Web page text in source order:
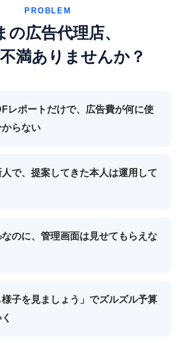
PROBLEM
の広告代理店、
満ありませんか？
レポートだけで、 広告費が何に使
らない
で、 提案してきた本人は運用して
のに、 管理画面は見せてもらえな
様子を見ましょう」でズルズル予算